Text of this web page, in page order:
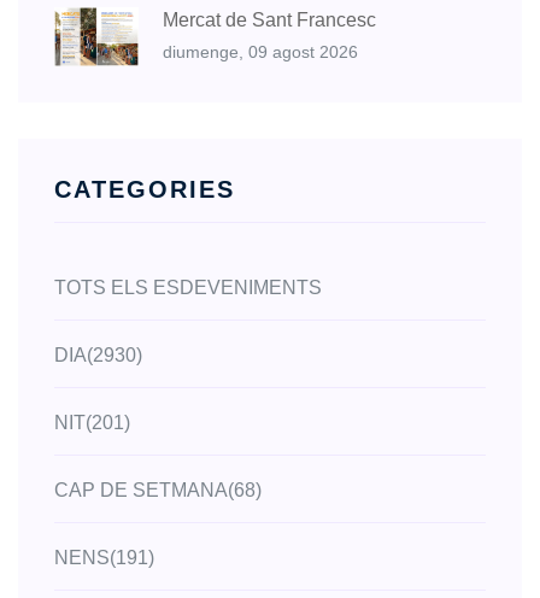
Mercat de Sant Francesc
diumenge, 09 agost 2026
CATEGORIES
TOTS ELS ESDEVENIMENTS
DIA(2930)
NIT(201)
CAP DE SETMANA(68)
NENS(191)